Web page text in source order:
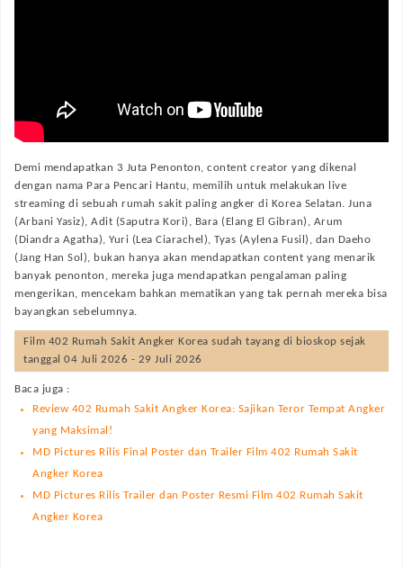
Demi mendapatkan 3 Juta Penonton, content creator yang dikenal
dengan nama Para Pencari Hantu, memilih untuk melakukan live
streaming di sebuah rumah sakit paling angker di Korea Selatan. Juna
(Arbani Yasiz), Adit (Saputra Kori), Bara (Elang El Gibran), Arum
(Diandra Agatha), Yuri (Lea Ciarachel), Tyas (Aylena Fusil), dan Daeho
(Jang Han Sol), bukan hanya akan mendapatkan content yang menarik
banyak penonton, mereka juga mendapatkan pengalaman paling
mengerikan, mencekam bahkan mematikan yang tak pernah mereka bisa
bayangkan sebelumnya.
Film 402 Rumah Sakit Angker Korea sudah tayang di bioskop sejak
tanggal 04 Juli 2026 - 29 Juli 2026
Baca juga :
Review 402 Rumah Sakit Angker Korea: Sajikan Teror Tempat Angker
yang Maksimal!
MD Pictures Rilis Final Poster dan Trailer Film 402 Rumah Sakit
Angker Korea
MD Pictures Rilis Trailer dan Poster Resmi Film 402 Rumah Sakit
Angker Korea